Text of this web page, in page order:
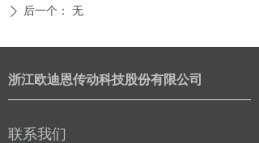
ꄲ 后一个： 无
联系我们
浙江欧迪恩传动科技股份有限公司